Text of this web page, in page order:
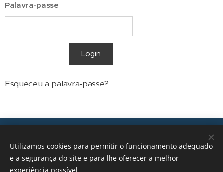
Palavra-passe
Login
Esqueceu a palavra-passe?
geral@transicoes.pt
Utilizamos cookies para permitir o funcionamento adequado
e a segurança do site e para lhe oferecer a melhor
experiência possível.